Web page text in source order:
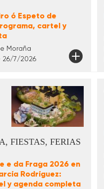
ó Espeto de
cartel y
Moraña
7/2026
FIESTAS, FERIAS
e da Fraga 2026 en
Rodríguez:
y agenda completa